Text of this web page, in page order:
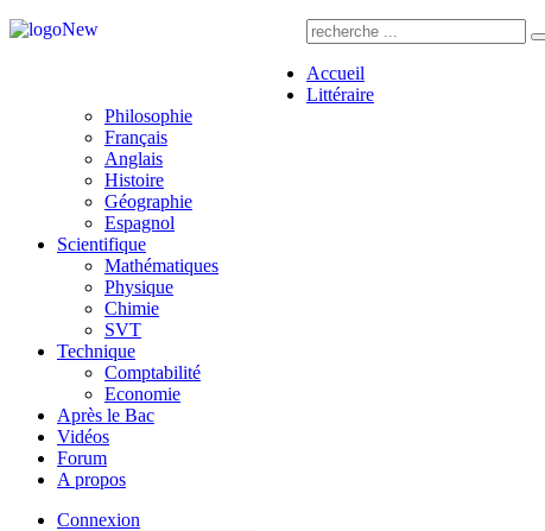
Accueil
Littéraire
Philosophie
Français
Anglais
Histoire
Géographie
Espagnol
Scientifique
Mathématiques
Physique
Chimie
SVT
Technique
Comptabilité
Economie
Après le Bac
Vidéos
Forum
A propos
Connexion